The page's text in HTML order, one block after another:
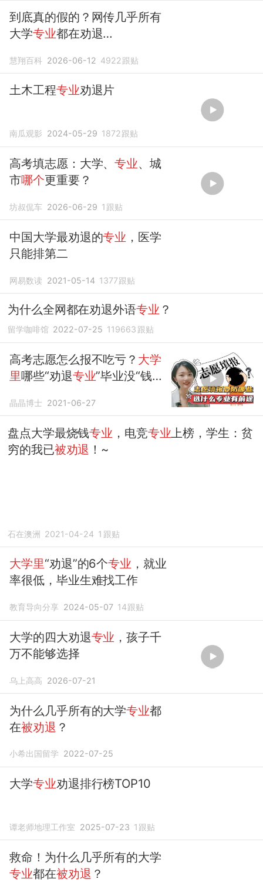
到底真的假的？网传几乎所有
大学专业都在劝退…
慧翔百科 2026-06-12 4922跟贴
土木工程专业劝退片
南瓜观影 2024-05-29 1872跟贴
高考填志愿：大学、专业、城
市哪个更重要？
坊叔侃车 2026-06-29 1 跟贴
中国大学最劝退的专业 ，医学
只能排第二
网易数读 2021-05-14 1377跟贴
为什么全网都在劝退外语专业 ？
留学咖啡馆 2022-07-25 119663 跟贴
高考志愿怎么报不吃亏？ 大学
里哪些“劝退专业”毕业没“钱
晶晶博士 2021-06-27
盘点大学最烧钱专业 ，电竞专业 上榜，学生：贫
穷的我已被劝退 ！~
石在澳洲 2021-04-24 1 跟贴
大学里“劝退”的6个专业 ，就业
率很低，毕业生难找工作
教育导向分享 2024-05-07 14跟贴
大学的四大劝退专业 ，孩子千
万不能够选择
乌上高高 2026-07-21
为什么几乎所有的大学专业都
在被劝退 ？
小希出国留学 2022-07-25
大学专业劝退排行榜TOP10
谭老师地理工作室 2025-07-23 1 跟贴
救命！为什么几乎所有的大学
专业都在被劝退 ？